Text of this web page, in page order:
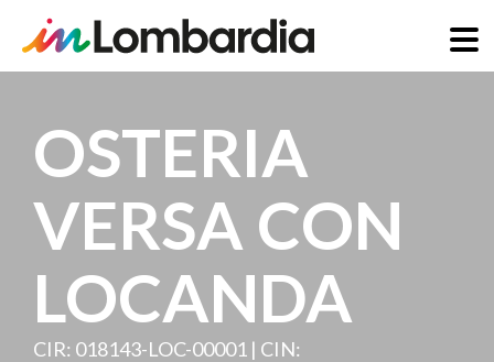
contenuto
principale
OSTERIA
VERSA CON
LOCANDA
CIR: 018143-LOC-00001 | CIN: